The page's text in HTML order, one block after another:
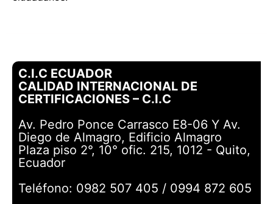
C.I.C ECUADOR
CALIDAD INTERNACIONAL DE
CERTIFICACIONES – C.I.C
Av. Pedro Ponce Carrasco E8-06 Y Av.
Diego de Almagro, Edificio Almagro
Plaza piso 2°, 10° ofic. 215, 1012 - Quito,
Ecuador
Teléfono: 0982 507 405 / 0994 872 605